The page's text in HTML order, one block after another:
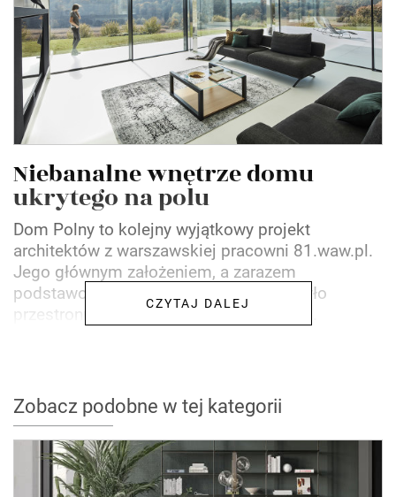
Niebanalne wnętrze domu
ukrytego na polu
Dom Polny to kolejny wyjątkowy projekt
architektów z warszawskiej pracowni 81.waw.pl.
Jego głównym założeniem, a zarazem
podstawowym wymogiem inwestora, było
przestronne i jasne, a do tego przytulne...
CZYTAJ DALEJ
Zobacz podobne w tej kategorii